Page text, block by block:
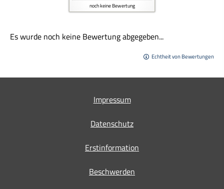
noch keine Bewertung
Es wurde noch keine Bewertung abgegeben...
Echtheit von Bewertungen
Impressum
Datenschutz
Erstinformation
Beschwerden